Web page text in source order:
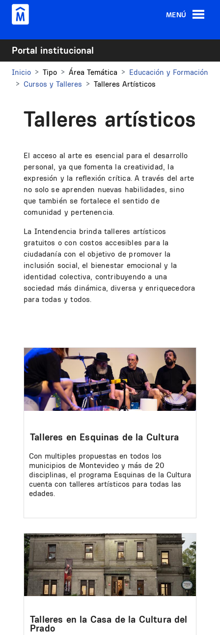
Pasar al contenido principal
MENÚ
Portal institucional
Inicio Tipo Área Temática
Educación y Formación
Cursos y Talleres
Talleres Artísticos
Talleres artísticos
El acceso al arte es esencial para el desarrollo
personal, ya que fomenta la creatividad, la
expresión y la reflexión crítica. A través del arte
no solo se aprenden nuevas habilidades, sino
que también se fortalece el sentido de
comunidad y pertenencia.
La Intendencia brinda talleres artísticos
gratuitos o con costos accesibles para la
ciudadanía con el objetivo de promover la
inclusión social, el bienestar emocional y la
identidad colectiva, contribuyendo a una
sociedad más dinámica, diversa y enriquecedora
para todas y todos.
Image
Talleres en Esquinas de la Cultura
Con multiples propuestas en todos los
municipios de Montevideo y más de 20
disciplinas, el programa Esquinas de la Cultura
cuenta con talleres artísticos para todas las
edades.
Image
Talleres en la Casa de la Cultura del
Prado